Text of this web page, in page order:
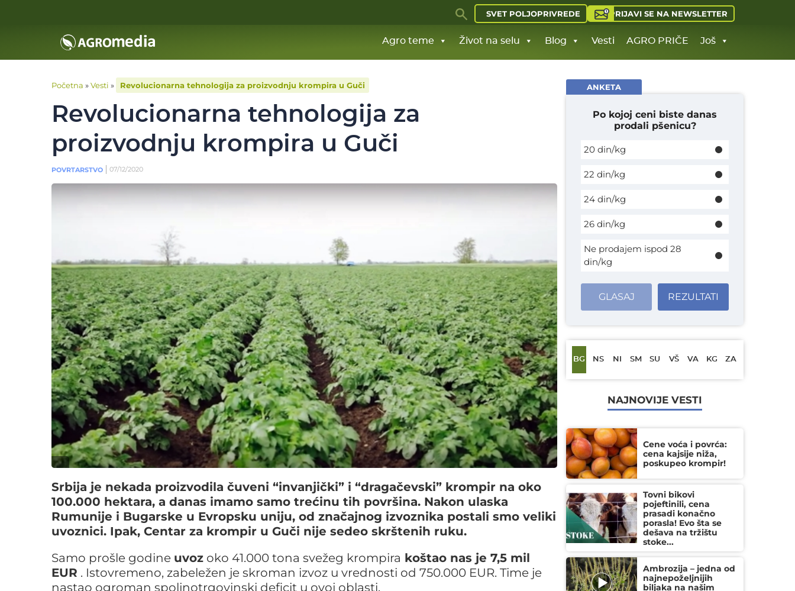
SVET POLJOPRIVREDE PRIJAVI SE NA NEWSLETTER
Agro teme Život na selu Blog Vesti AGRO PRIČE Još
Početna »Vesti » Revolucionarna tehnologija za proizvodnju krompira u Guči
Revolucionarna tehnologija za
proizvodnju krompira u Guči
POVRTARSTVO 07/12/2020
Srbija je nekada proizvodila čuveni “invanjički” i “dragačevski” krompir na oko
100.000 hektara, a danas imamo samo trećinu tih površina. Nakon ulaska
Rumunije i Bugarske u Evropsku uniju, od značajnog izvoznika postali smo veliki
uvoznici. Ipak, Centar za krompir u Guči nije sedeo skrštenih ruku.
Samo prošle godine uvoz oko 41.000 tona svežeg krompira koštao nas je 7,5 mil
EUR . Istovremeno, zabeležen je skroman izvoz u vrednosti od 750.000 EUR. Time je
nastao ogroman spoljnotrgovinski deficit u ovoj oblasti.
ANKETA
Po kojoj ceni biste danas
prodali pšenicu?
20 din/kg
22 din/kg
24 din/kg
26 din/kg
Ne prodajem ispod 28
din/kg
GLASAJ REZULTATI
BG NS NI SM SU VŠ VA KG ZA
NAJNOVIJE VESTI
Cene voća i povrća:
cena kajsije niža,
poskupeo krompir!
Tovni bikovi
pojeftinili, cena
prasadi konačno
porasla! Evo šta se
dešava na tržištu
stoke...
Ambrozija – jedna od
najnepoželjnijih
biljaka na našim